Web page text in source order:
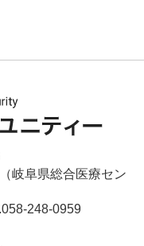
岐阜県総合医療セン
248-0959